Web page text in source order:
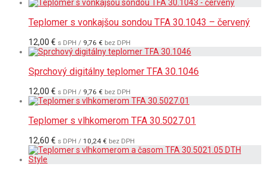
Teplomer s vonkajšou sondou TFA 30.1043 – červený
12,00 € s DPH / 9,76 € bez DPH
Sprchový digitálny teplomer TFA 30.1046
12,00 € s DPH / 9,76 € bez DPH
Teplomer s vlhkomerom TFA 30.5027.01
12,60 € s DPH / 10,24 € bez DPH